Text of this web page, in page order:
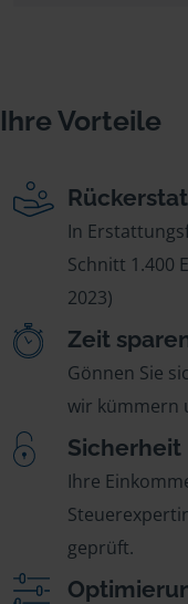
Ihre Vorteile
In
Schnitt 1.400
2023)
Zeit
Gönnen Sie
wir kümmern
Sicherheit
Ihre
geprüft.